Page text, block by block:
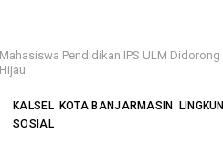
Mahasiswa Pendidikan IPS ULM
Hijau
KALSEL KOTA BANJARMASIN
SOSIAL